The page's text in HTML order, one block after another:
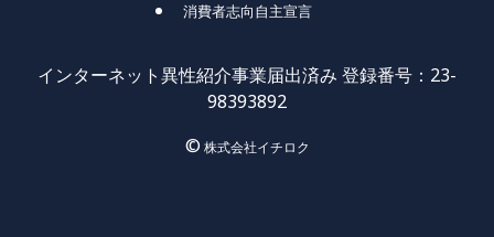
消費者志向自主宣言
インターネット異性紹介事業届出済み 登録番号：23-
98393892
© 株式会社イチロク